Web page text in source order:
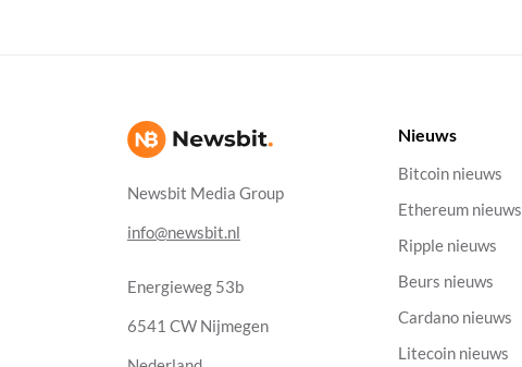
Newsbit Media Group
info@newsbit.nl
Energieweg 53b
6541 CW Nijmegen
Nieuws
Bitcoin nieuws
Ethereum nieuws
Ripple nieuws
Beurs nieuws
Cardano nieuws
Litecoin nieuws